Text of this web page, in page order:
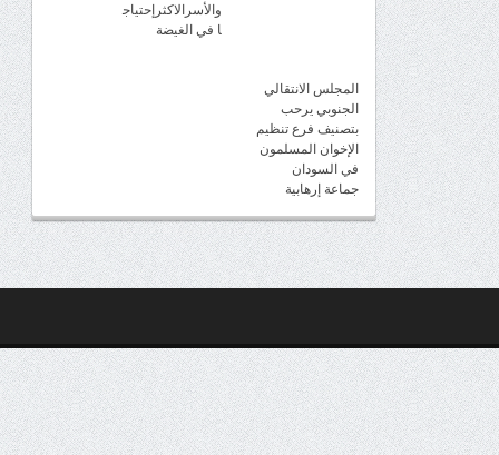
والأسرالاكثرإحتياج
ا في الغيضة
المجلس الانتقالي
الجنوبي يرحب
بتصنيف فرع تنظيم
الإخوان المسلمون
في السودان
جماعة إرهابية